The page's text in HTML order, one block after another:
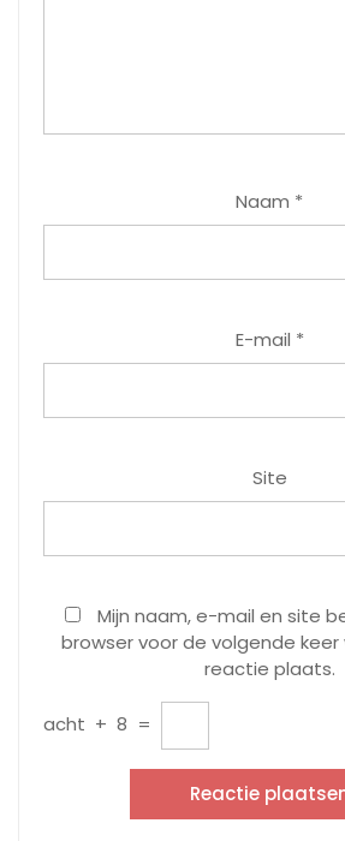
Naam *
E-mail *
Site
Mijn naam, e-mail en site
browser voor de volgende keer
reactie plaats.
acht + 8 =